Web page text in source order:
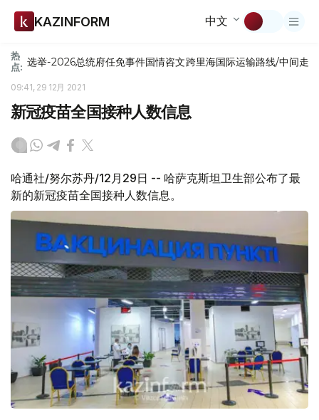
KAZINFORM 中文
热
点: 选举-2026总统府任免事件国情咨文跨里海国际运输路线/中间走廊
09:41, 29 12月 2021
新冠疫苗全国接种人数信息
哈通社/努尔苏丹/12月29日 -- 哈萨克斯坦卫生部公布了最
新的新冠疫苗全国接种人数信息。